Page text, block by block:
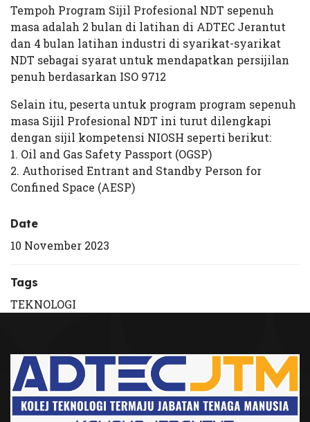
Tempoh Program Sijil Profesional NDT sepenuh
masa adalah 2 bulan di latihan di ADTEC Jerantut
dan 4 bulan latihan industri di syarikat-syarikat
NDT sebagai syarat untuk mendapatkan persijilan
penuh berdasarkan ISO 9712
Selain itu, peserta untuk program program sepenuh
masa Sijil Profesional NDT ini turut dilengkapi
dengan sijil kompetensi NIOSH seperti berikut:
1. Oil and Gas Safety Passport (OGSP)
2. Authorised Entrant and Standby Person for
Confined Space (AESP)
Date
10 November 2023
Tags
TEKNOLOGI